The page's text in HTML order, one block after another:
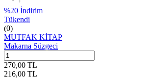
%20 İndirim
Tükendi
(0)
MUTFAK KİTAP
Makarna Süzgeci
270,00 TL
216,00 TL